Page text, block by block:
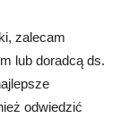
zalecam
lub doradcą ds.
odwiedzić